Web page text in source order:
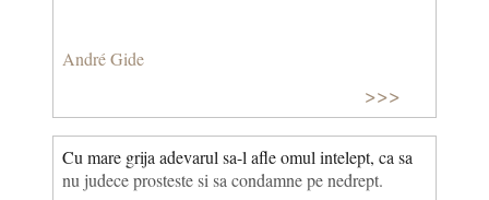
André Gide
>>>
Cu mare grija adevarul sa-l afle omul intelept, ca sa
nu judece prosteste si sa condamne pe nedrept.